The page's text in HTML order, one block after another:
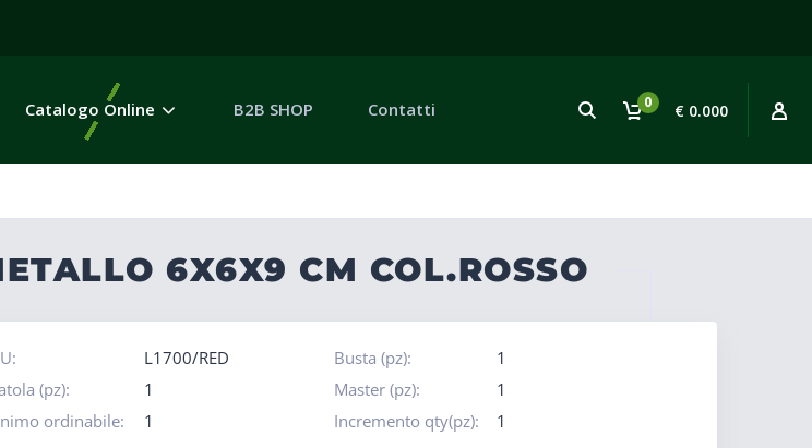
0 € 0.000
Catalogo Online B2B SHOP Contatti
6X6X9 CM COL.ROSSO
L1700/RED Busta (pz):
1
(pz):
1 Master (pz):
1
ordinabile:
1 Incremento qty(pz): 1